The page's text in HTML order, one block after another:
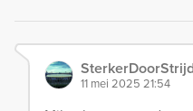
11 mei 2025 21:54